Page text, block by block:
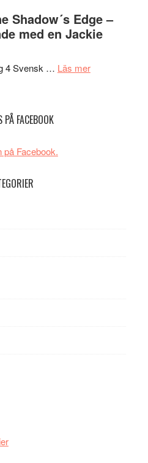
Pöntinen
avslutar
in
till
Shadow´s Edge –
med en Jackie
4 Svensk … Läs merom
PÅ FACEBOOK
på Facebook.